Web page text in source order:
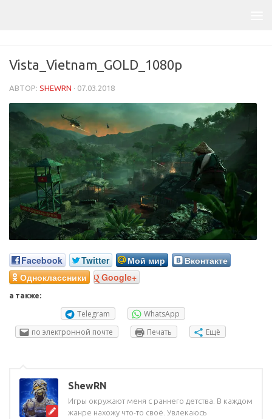
Vista_Vietnam_GOLD_1080p
АВТОР: SHEWRN · 07.03.2018
Facebook Twitter Мой мир
Вконтакте
Одноклассники
Google+
а также:
Telegram
WhatsApp
по электронной почте
Печать Ещё
ShewRN
Игры окружают меня с раннего детства. В каждом
жанре нахожу что-то своё. Увлекаюсь